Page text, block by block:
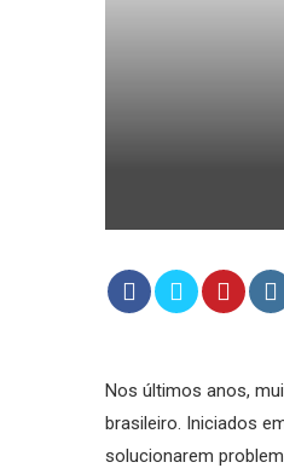
Nos últimos anos,
brasileiro. Iniciados
solucionarem